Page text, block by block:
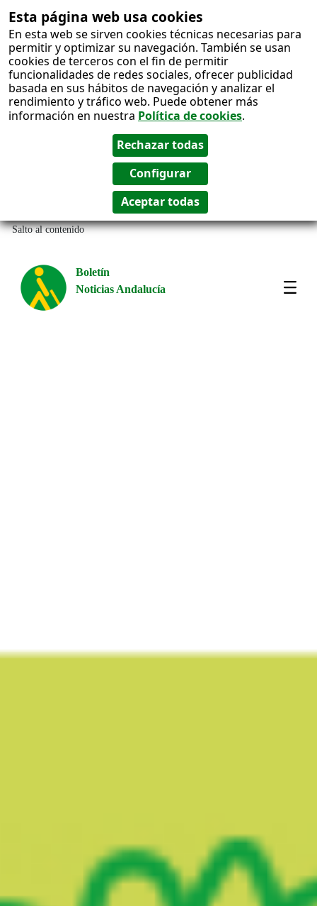
Esta página web usa cookies
En esta web se sirven cookies técnicas necesarias para
permitir y optimizar su navegación. También se usan
cookies de terceros con el fin de permitir
funcionalidades de redes sociales, ofrecer publicidad
basada en sus hábitos de navegación y analizar el
rendimiento y tráfico web. Puede obtener más
información en nuestra Política de cookies.
Salto al contenido
Boletín
Noticias Andalucía